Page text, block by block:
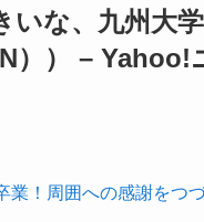
いな、九州大
）） – Yahoo!
！周囲への感謝をつ